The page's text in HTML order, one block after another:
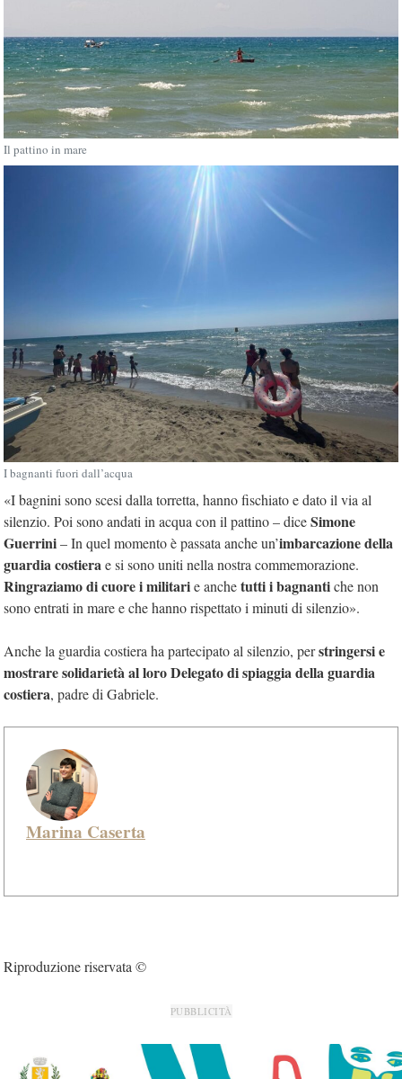
Il pattino in mare
I bagnanti fuori dall’acqua
«I bagnini sono scesi dalla torretta, hanno fischiato e dato il via al
silenzio. Poi sono andati in acqua con il pattino – diceSimone
Guerrini– In quel momento è passata anche un’imbarcazione della
guardia costierae si sono uniti nella nostra commemorazione.
Ringraziamo di cuore i militarie anchetutti i bagnantiche non
sono entrati in mare e che hanno rispettato i minuti di silenzio».
Anche la guardia costiera ha partecipato al silenzio, perstringersi e
mostrare solidarietà al loro Delegato di spiaggia della guardia
costiera, padre di Gabriele.
Marina Caserta
Riproduzione riservata ©
PUBBLICITÀ